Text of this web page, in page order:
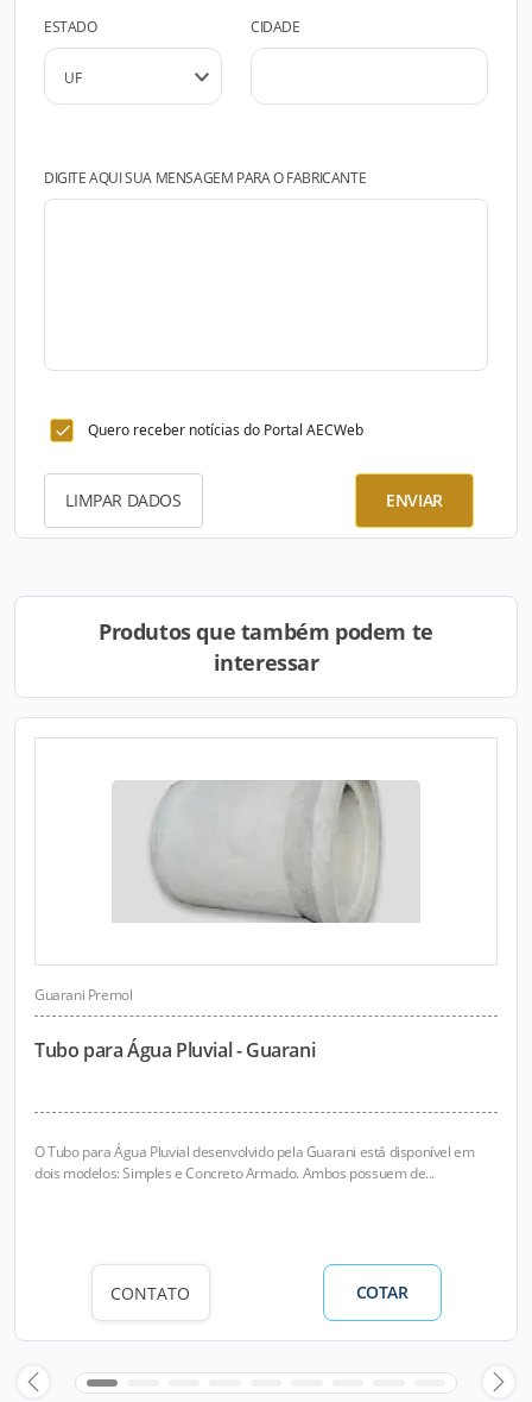
ESTADO CIDADE
DIGITE AQUI SUA MENSAGEM PARA O FABRICANTE
Quero receber notícias do Portal AECWeb
LIMPAR DADOS ENVIAR
Produtos que também podem te
interessar
Guarani Premol
Tubo para Água Pluvial - Guarani
O Tubo para Água Pluvial desenvolvido pela Guarani está disponível em
dois modelos: Simples e Concreto Armado. Ambos possuem de...
CONTATO COTAR